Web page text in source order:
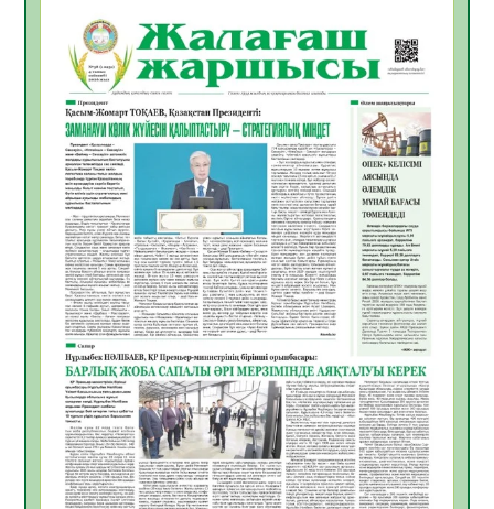
ҚЫЗЫЛОРДАДА «САНАЛЫ ҰРПАҚ –
ЖАРҚЫН БОЛАШАҚ» АТТЫ КЕҢЕЙТІЛГЕН
МӘЖІЛІС ӨТТІ
05.08.2026
32
Қазақстан Орталық Азиядағы көшуге ең
қолайлы ел атанды
05.08.2026
33
Өрт қауіпсіздігі талаптарын сақтау – әр
азаматтың міндеті
05.08.2026
33
Руслан Рүстемұлы облыс әкімінің
кеңесшісі болып тағайындалды
05.08.2026
30
Цифрландыру саласын дамыту аясында
салынатын жаңа орталықтың жобасы
талқыланды